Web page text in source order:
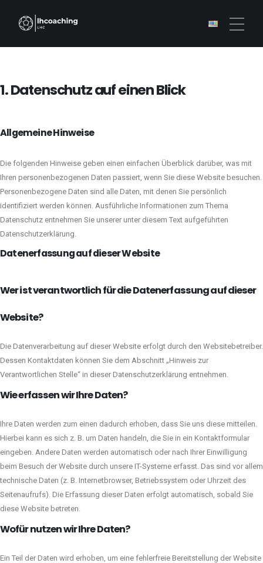
TRAINING
REHABILITATIONSTRAINING
INTERNATIONAL SOCCER CAMP
ABOUT US
CONTACT
Datenschutz­erklärung
1. Datenschutz auf einen Blick
Allgemeine Hinweise
Die folgenden Hinweise geben einen einfachen Überblick darüber, was mit
Ihren personenbezogenen Daten passiert, wenn Sie diese Website besuchen.
Personenbezogene Daten sind alle Daten, mit denen Sie persönlich
identifiziert werden können. Ausführliche Informationen zum Thema
Datenschutz entnehmen Sie unserer unter diesem Text aufgeführten
Datenschutzerklärung.
Datenerfassung auf dieser Website
Wer ist verantwortlich für die Datenerfassung auf dieser
Website?
Die Datenverarbeitung auf dieser Website erfolgt durch den Websitebetreiber.
Dessen Kontaktdaten können Sie dem Abschnitt „Hinweis zur
Verantwortlichen Stelle“ in dieser Datenschutzerklärung entnehmen.
Wie erfassen wir Ihre Daten?
Ihre Daten werden zum einen dadurch erhoben, dass Sie uns diese mitteilen.
Hierbei kann es sich z. B. um Daten handeln, die Sie in ein Kontaktformular
eingeben. Andere Daten werden automatisch oder nach Ihrer Einwilligung
beim Besuch der Website durch unsere IT-Systeme erfasst. Das sind vor allem
technische Daten (z. B. Internetbrowser, Betriebssystem oder Uhrzeit des
Seitenaufrufs). Die Erfassung dieser Daten erfolgt automatisch, sobald Sie
diese Website betreten.
Wofür nutzen wir Ihre Daten?
Ein Teil der Daten wird erhoben, um eine fehlerfreie Bereitstellung der Website